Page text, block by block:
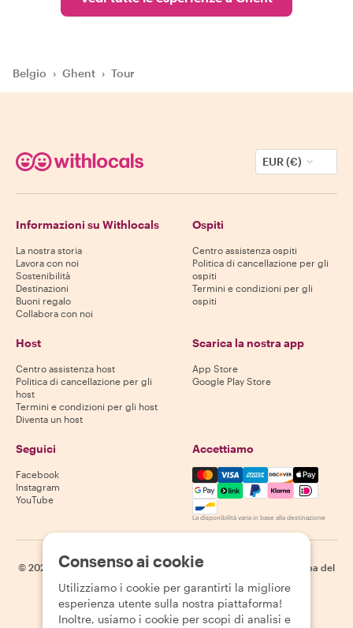
Belgio › Ghent › Tour
EUR (€)
Informazioni su Withlocals
La nostra storia
Lavora con noi
Sostenibilità
Destinazioni
Buoni regalo
Collabora con noi
Ospiti
Centro assistenza ospiti
Politica di cancellazione per gli
ospiti
Termini e condizioni per gli
ospiti
Host
Centro assistenza host
Politica di cancellazione per gli
host
Termini e condizioni per gli host
Diventa un host
Scarica la nostra app
App Store
Google Play Store
Seguici
Facebook
Instagram
YouTube
Accettiamo
Mastercard, Visa, Amex,
La disponibilità varia in base alla destinazione
© 2026 Withlocals.com | Informativa sulla privacy
Mappa del
Consenso ai cookie
Utilizziamo i cookie per garantirti la migliore
esperienza utente sulla nostra piattaforma!
Inoltre, usiamo i cookie per scopi di analisi e